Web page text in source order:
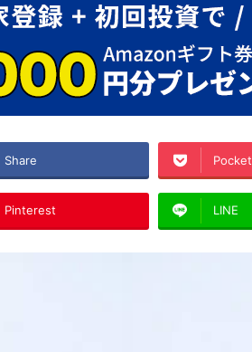
Share Pocket
Pinterest LINE